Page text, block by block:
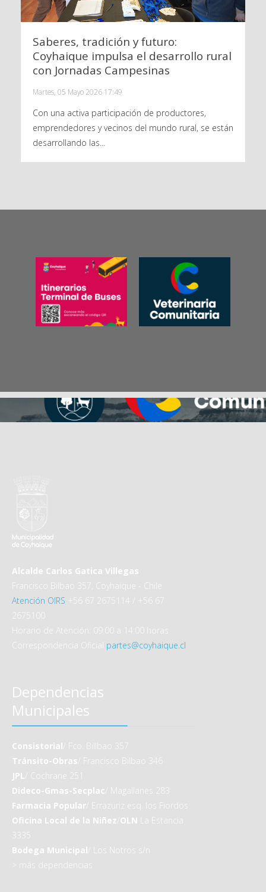
Saberes, tradición y futuro:
Coyhaique impulsa el desarrollo rural
con Jornadas Campesinas
Martes, 05 Mayo 2026 17:49
Con una activa participación de productores,
emprendedores y vecinos del mundo rural, se están
desarrollando las...
Alcalde Carlos Gatica Villegas
Francisco Bilbao 357, Coyhaique - Chile
Atención OIRS +56 67 2675114 / +56 67
2675100
Horario de Atención: 09:00 a 14:00 horas
Correspondencia Oficial partes@coyhaique.cl
Dependencias
Municipales
Consistorial / Fco. Billbao 357
Tránsito-Obras / Francisco Bilbao 346
JPL / Cochrane 251
Dideco-Gmas-Secplac / Magallanes 283
Farmacia Popular / Errazuriz esq. los Fiordos
Oficina Local de la Niñez OLN La Estancia
3335
Bodega Municipal / Los Notros s/n
más dependencias